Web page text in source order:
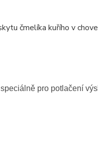
čmelíka kuřího v
pro potlačení